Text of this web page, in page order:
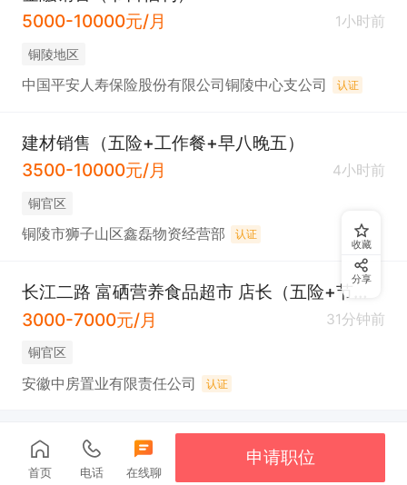
5000-10000元/月
1小时前
铜陵地区
中国平安人寿保险股份有限公司铜陵中心支公司 认证
建材销售（五险+工作餐+早八晚五）
3500-10000元/月
4小时前
铜官区
铜陵市狮子山区鑫磊物资经营部 认证
长江二路 富硒营养食品超市 店长（五险+节日福利）
3000-7000元/月
31分钟前
铜官区
安徽中房置业有限责任公司 认证
收藏
分享
首页 电话 在线聊
申请职位